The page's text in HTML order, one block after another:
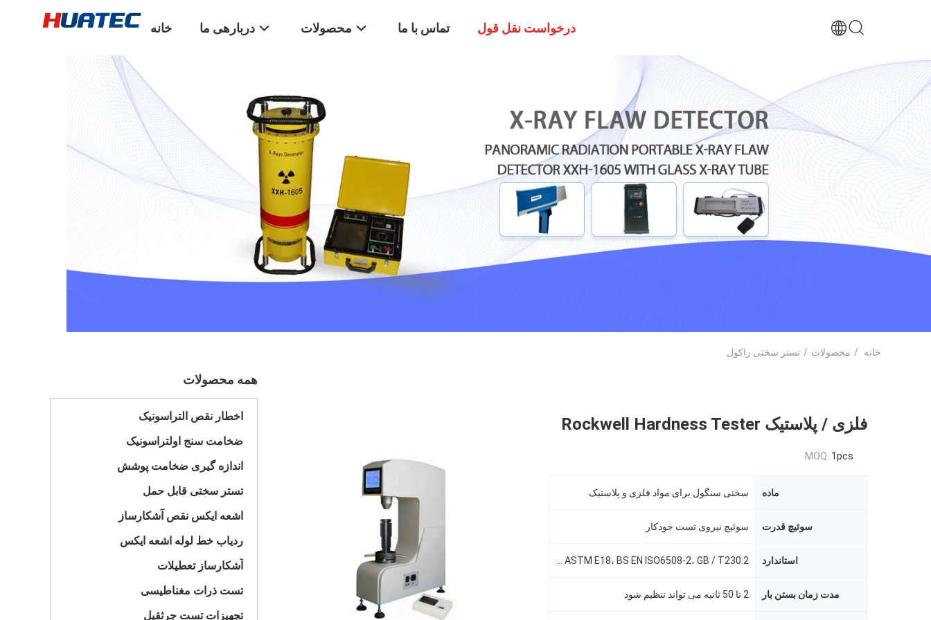
خانه دربارهی ما محصولات تماس با ما درخواست نقل قول
خانه / محصولات / تستر سختی راکول
همه محصولات
اخطار نقص التراسونیک
ضخامت سنج اولتراسونیک
اندازه گیری ضخامت پوشش
تستر سختی قابل حمل
اشعه ایکس نقص آشکارساز
ردیاب خط لوله اشعه ایکس
آشکارساز تعطیلات
تست ذرات مغناطیسی
تجهیزات تست جرثقیل
فلزی / پلاستیک Rockwell Hardness Tester
MOQ: 1pcs
ماده سختی سنگول برای مواد فلزی و پلاستیک
سوئیچ قدرت سوئیچ نیروی تست خودکار
استاندارد
مدت زمان بستن بار 2 تا 50 ثانیه می تواند تنظیم شود